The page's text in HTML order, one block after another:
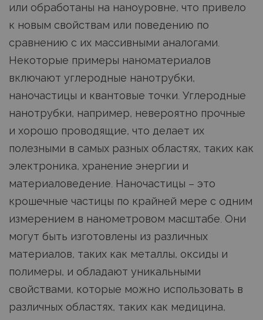
или обработаны на наноуровне, что привело
к новым свойствам или поведению по
сравнению с их массивными аналогами.
Некоторые примеры наноматериалов
включают углеродные нанотрубки,
наночастицы и квантовые точки. Углеродные
нанотрубки, например, невероятно прочные
и хорошо проводящие, что делает их
полезными в самых разных областях, таких как
электроника, хранение энергии и
материаловедение. Наночастицы – это
крошечные частицы по крайней мере с одним
измерением в нанометровом масштабе. Они
могут быть изготовлены из различных
материалов, таких как металлы, оксиды и
полимеры, и обладают уникальными
свойствами, которые можно использовать в
различных областях, таких как медицина,